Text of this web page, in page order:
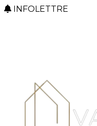
INFOLETTRE